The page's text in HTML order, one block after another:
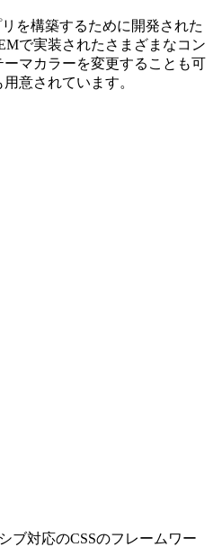
を構築するために開発された
で実装されたさまざまなコン
マカラーを変更することも可
意されています。
ブ対応のCSSのフレームワー